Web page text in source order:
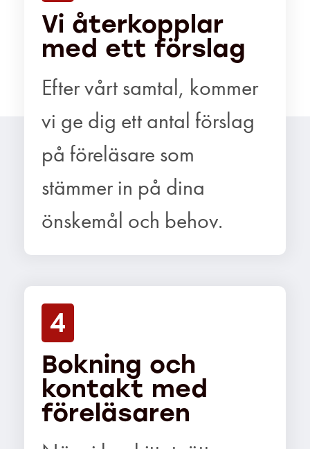
Vi återkopplar
med ett förslag
Efter vårt samtal, kommer
vi ge dig ett antal förslag
på föreläsare som
stämmer in på dina
önskemål och behov.
4
Bokning och
kontakt med
föreläsaren